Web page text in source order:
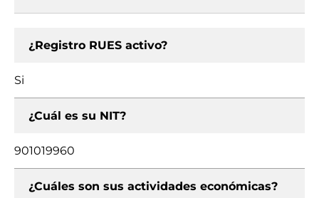
¿Registro RUES activo?
Si
¿Cuál es su NIT?
901019960
¿Cuáles son sus actividades económicas?